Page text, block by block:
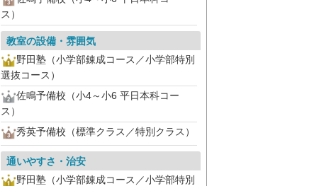
ス）
教室の設備・雰囲気
野田塾（小学部錬成コース／小学部特別
選抜コース）
佐鳴予備校（小4～小6 平日本科コー
ス）
秀英予備校（標準クラス／特別クラス）
通いやすさ・治安
野田塾（小学部錬成コース／小学部特別